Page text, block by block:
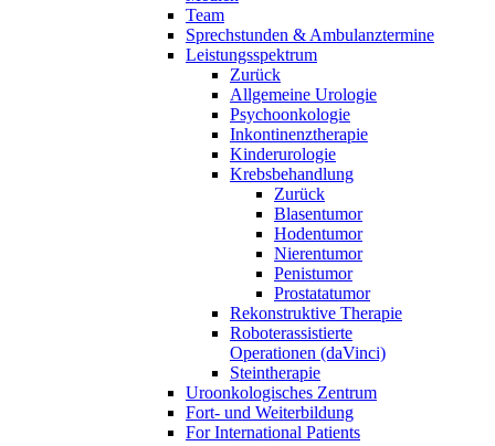
Team
Sprechstunden & Ambulanztermine
Leistungsspektrum
Zurück
Allgemeine Urologie
Psychoonkologie
Inkontinenztherapie
Kinderurologie
Krebsbehandlung
Zurück
Blasentumor
Hodentumor
Nierentumor
Penistumor
Prostatatumor
Rekonstruktive Therapie
Roboterassistierte
Operationen (daVinci)
Steintherapie
Uroonkologisches Zentrum
Fort- und Weiterbildung
For International Patients